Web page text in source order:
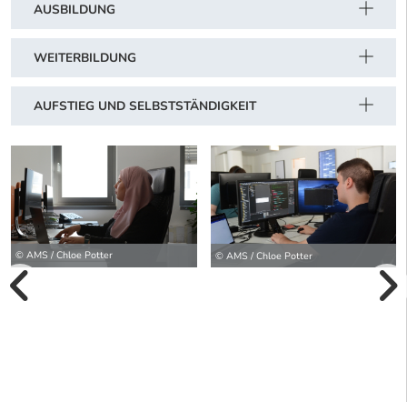
AUSBILDUNG
WEITERBILDUNG
AUFSTIEG UND SELBSTSTÄNDIGKEIT
© AMS / Chloe Potter © AMS / Chloe Potter